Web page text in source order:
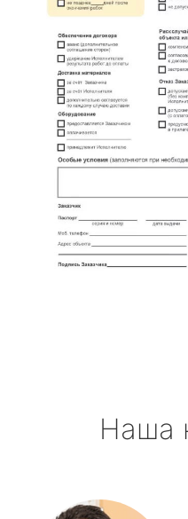
Наша